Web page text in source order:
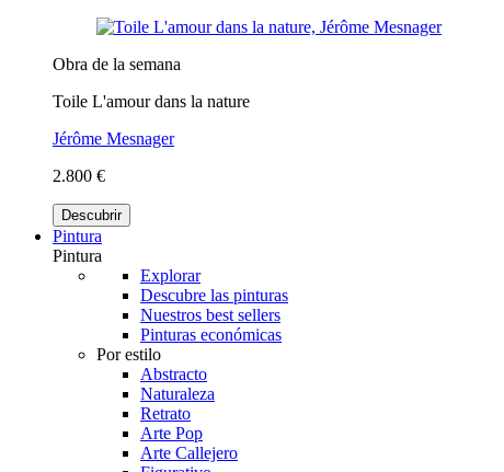
Obra de la semana
Toile L'amour dans la nature
Jérôme Mesnager
2.800 €
Descubrir
Pintura
Pintura
Explorar
Descubre las pinturas
Nuestros best sellers
Pinturas económicas
Por estilo
Abstracto
Naturaleza
Retrato
Arte Pop
Arte Callejero